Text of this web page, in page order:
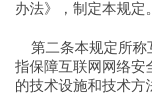
办法》，制定本规定。
第二条本规定所
指保障互联网网络安
的技术设施和技术方